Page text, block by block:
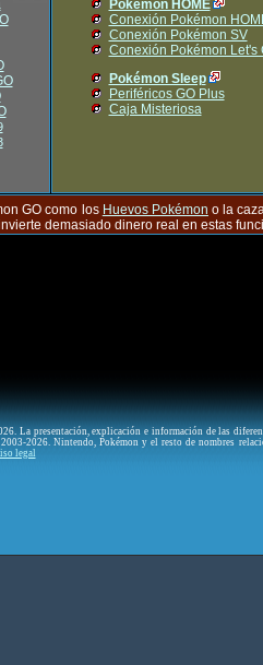
Pokémon HOME
Conexión Pokémon
Conexión Pokémon SV
Conexión Pokémon Let's
Pokémon Sleep
Periféricos GO Plus
Caja Misteriosa
GO como los Huevos Pokémon o la
demasiado dinero real en estas
La presentación, explicación e información de las
2026. Nintendo, Pokémon y el resto de nombres
legal